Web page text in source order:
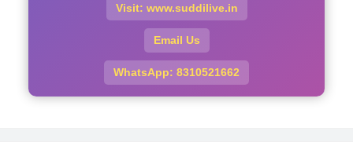
Visit: www.suddilive.in
Email Us
WhatsApp: 8310521662